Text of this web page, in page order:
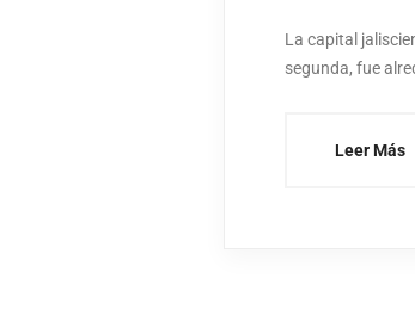
La capital
segunda, fue
Leer Más